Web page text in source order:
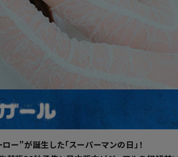
ー”が誕生した「スーパーマンの日」！